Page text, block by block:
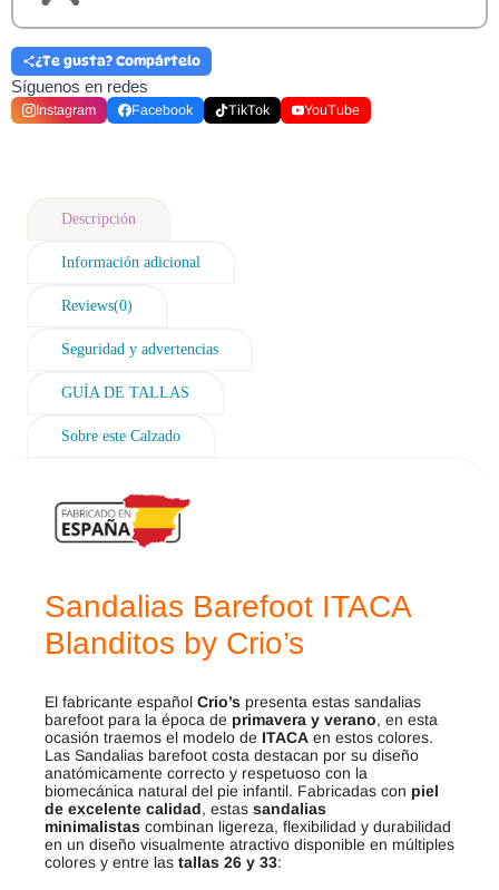
¿Te gusta? Compártelo
Síguenos en redes
Instagram Facebook TikTok YouTube
Descripción
Información adicional
Reviews(0)
Seguridad y advertencias
GUÍA DE TALLAS
Sobre este Calzado
Sandalias Barefoot ITACA
Blanditos by Crio’s
El fabricante español Crio’s presenta estas sandalias
barefoot para la época de primavera y verano, en esta
ocasión traemos el modelo de ITACA en estos colores.
Las Sandalias barefoot costa destacan por su diseño
anatómicamente correcto y respetuoso con la
biomecánica natural del pie infantil. Fabricadas con piel
de excelente calidad, estas sandalias
minimalistas combinan ligereza, flexibilidad y durabilidad
en un diseño visualmente atractivo disponible en múltiples
colores y entre las tallas 26 y 33: